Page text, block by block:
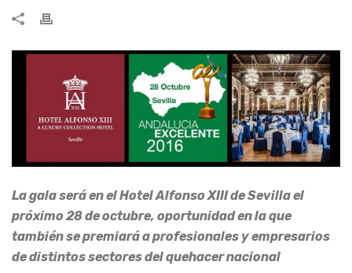
La gala será en el Hotel Alfonso XIII de Sevilla el
próximo 28 de octubre, oportunidad en la que
también se premiará a profesionales y empresarios
de distintos sectores del quehacer nacional